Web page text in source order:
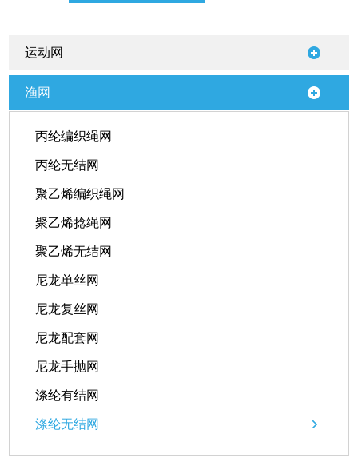
运动网
渔网
丙纶编织绳网
丙纶无结网
聚乙烯编织绳网
聚乙烯捻绳网
聚乙烯无结网
尼龙单丝网
尼龙复丝网
尼龙配套网
尼龙手抛网
涤纶有结网
涤纶无结网